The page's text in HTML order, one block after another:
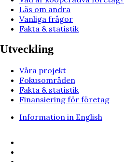
Läs om andra
Vanliga frågor
Fakta & statistik
Utveckling
Våra projekt
Fokusområden
Fakta & statistik
Finansiering för företag
Information in English